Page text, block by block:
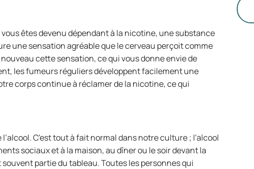
êtes devenu dépendant à la nicotine, une substance
une sensation agréable que le cerveau perçoit comme
cette sensation, ce qui vous donne envie de
les fumeurs réguliers développent facilement une
corps continue à réclamer de la nicotine, ce qui
C'est tout à fait normal dans notre culture ; l'alcool
sociaux et à la maison, au dîner ou le soir devant la
partie du tableau. Toutes les personnes qui